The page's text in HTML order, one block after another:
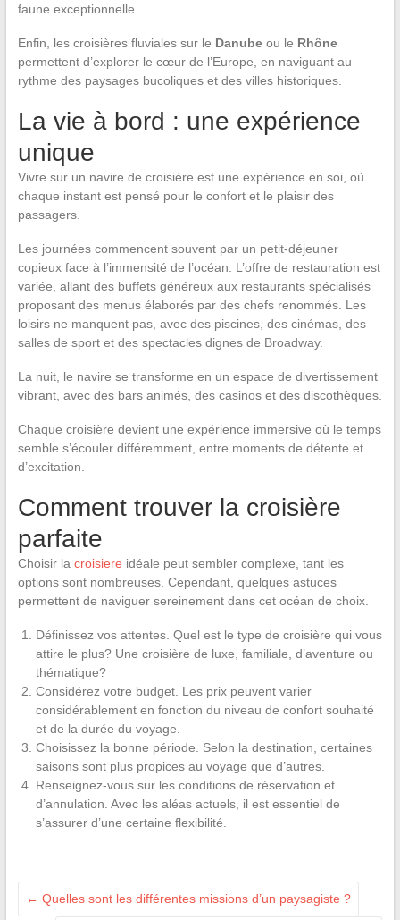
faune exceptionnelle.
Enfin, les croisières fluviales sur le Danubeou le Rhône
permettent d’explorer le cœur de l’Europe, en naviguant au
rythme des paysages bucoliques et des villes historiques.
La vie à bord : une expérience
unique
Vivre sur un navire de croisière est une expérience en soi, où
chaque instant est pensé pour le confort et le plaisir des
passagers.
Les journées commencent souvent par un petit-déjeuner
copieux face à l’immensité de l’océan. L’offre de restauration est
variée, allant des buffets généreux aux restaurants spécialisés
proposant des menus élaborés par des chefs renommés. Les
loisirs ne manquent pas, avec des piscines, des cinémas, des
salles de sport et des spectacles dignes de Broadway.
La nuit, le navire se transforme en un espace de divertissement
vibrant, avec des bars animés, des casinos et des discothèques.
Chaque croisière devient une expérience immersive où le temps
semble s’écouler différemment, entre moments de détente et
d’excitation.
Comment trouver la croisière
parfaite
Choisir la croisiere idéale peut sembler complexe, tant les
options sont nombreuses. Cependant, quelques astuces
permettent de naviguer sereinement dans cet océan de choix.
Définissez vos attentes. Quel est le type de croisière qui vous
attire le plus? Une croisière de luxe, familiale, d’aventure ou
thématique?
Considérez votre budget. Les prix peuvent varier
considérablement en fonction du niveau de confort souhaité
et de la durée du voyage.
Choisissez la bonne période. Selon la destination, certaines
saisons sont plus propices au voyage que d’autres.
Renseignez-vous sur les conditions de réservation et
d’annulation. Avec les aléas actuels, il est essentiel de
s’assurer d’une certaine flexibilité.
← Quelles sont les différentes missions d’un paysagiste ?